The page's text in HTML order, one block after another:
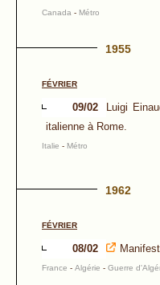
Canada - Métro
1955
FÉVRIER
09/02
Luigi
italienne à Rome.
Italie - Métro
1962
FÉVRIER
08/02
France - Algérie - Guerre